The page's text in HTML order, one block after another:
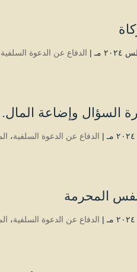
الدفاع عن الدعوة السلفية
السؤال وإضاعة المال.
الدفاع عن الدعوة السلفية،
المحرمة
الدفاع عن الدعوة السلفية،